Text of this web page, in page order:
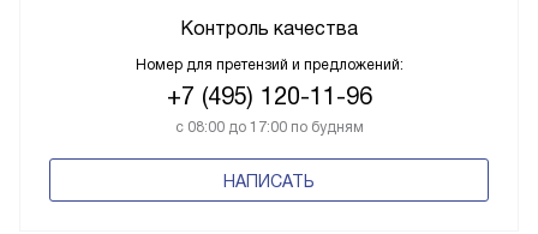
Контроль качества
Номер для претензий и предложений:
+7 (495) 120-11-96
с 08:00 до 17:00 по будням
НАПИСАТЬ